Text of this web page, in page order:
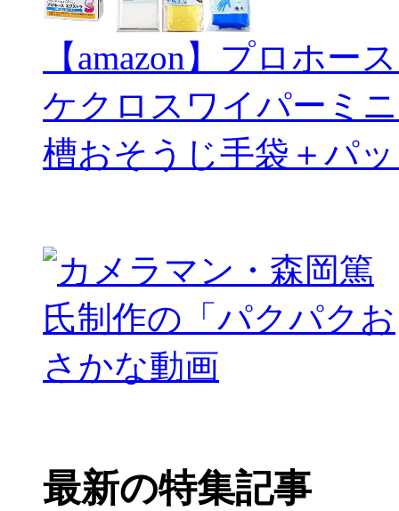
【amazon】プロホー
ケクロスワイパーミ
槽おそうじ手袋＋パ
最新の特集記事